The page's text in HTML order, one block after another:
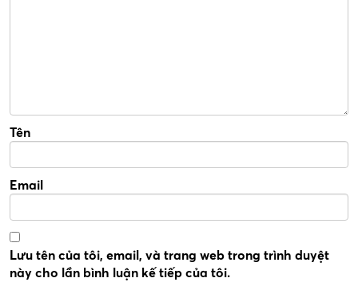
Tên
Email
Lưu tên của tôi, email, và trang web trong trình duyệt
này cho lần bình luận kế tiếp của tôi.